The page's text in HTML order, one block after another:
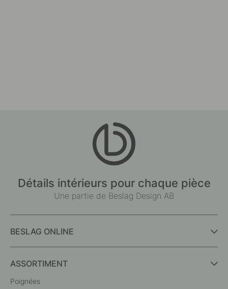
Détails intérieurs pour chaque pièce
Une partie de Beslag Design AB
BESLAG ONLINE
ASSORTIMENT
Poignées